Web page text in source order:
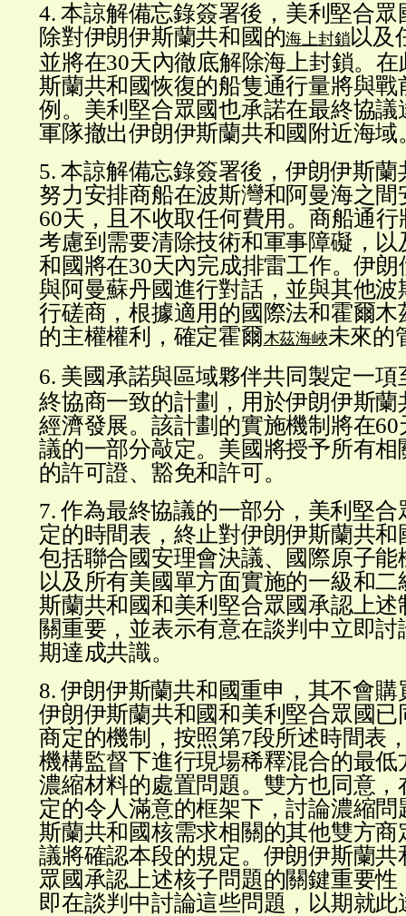
4. 本諒解備忘錄簽署後，美利堅合
除對伊朗伊斯蘭共和國的海上封鎖 以及
並將在30天內徹底解除海上封鎖。
斯蘭共和國恢復的船隻通行量將與戰
例。美利堅合眾國也承諾在最終協議
軍隊撤出伊朗伊斯蘭共和國附近海域
5. 本諒解備忘錄簽署後，伊朗伊斯
努力安排商船在波斯灣和阿曼海之
60天，且不收取任何費用。商船通
考慮到需要清除技術和軍事障礙，以
和國將在30天內完成排雷工作。伊
與阿曼蘇丹國進行對話，並與其他波
行磋商，根據適用的國際法和霍爾木
的主權權利，確定霍爾木茲海峽未來的
6. 美國承諾與區域夥伴共同製定一項
終協商一致的計劃，用於伊朗伊斯蘭
經濟發展。該計劃的實施機制將在
議的一部分敲定。美國將授予所有相
的許可證、豁免和許可。
7. 作為最終協議的一部分，美利堅
定的時間表，終止對伊朗伊斯蘭共
包括聯合國安理會決議、國際原子能
以及所有美國單方面實施的一級和
斯蘭共和國和美利堅合眾國承認上述
關重要，並表示有意在談判中立即
期達成共識。
8. 伊朗伊斯蘭共和國重申，其不會
伊朗伊斯蘭共和國和美利堅合眾國已
商定的機制，按照第7段所述時間表
機構監督下進行現場稀釋混合的最低
濃縮材料的處置問題。雙方也同意，
定的令人滿意的框架下，討論濃縮
斯蘭共和國核需求相關的其他雙方商
議將確認本段的規定。伊朗伊斯蘭共
眾國承認上述核子問題的關鍵重要
即在談判中討論這些問題，以期就此